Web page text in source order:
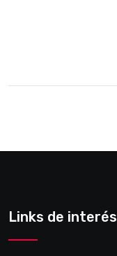
Links de interés